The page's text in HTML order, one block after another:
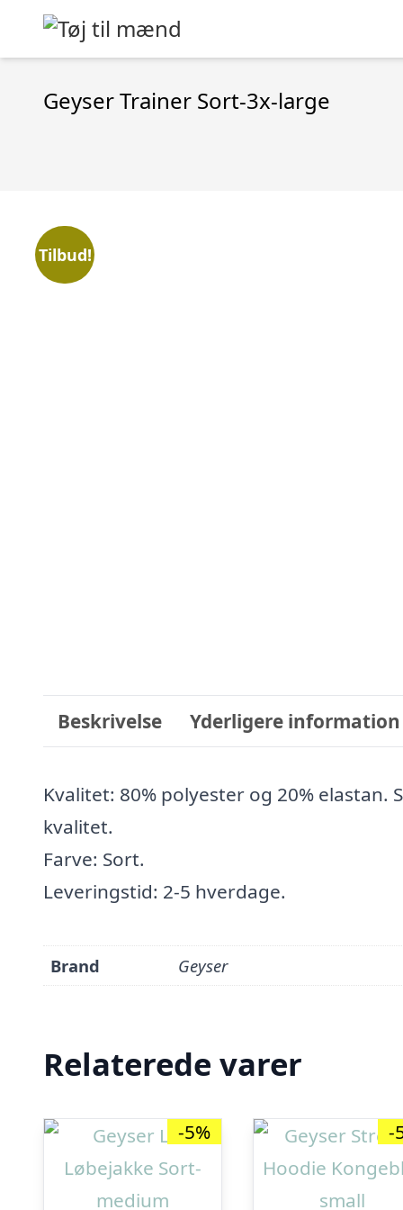
Geyser Trainer Sort-3x-large
Tilbud!
Beskrivelse Yderligere information
Kvalitet: 80% polyester og 20%
kvalitet.
Farve: Sort.
Leveringstid: 2-5 hverdage.
Brand Geyser
Relaterede varer
-5% -